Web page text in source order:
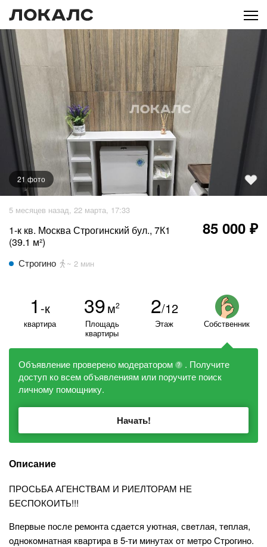
21 фото
5 месяцев назад, 22 марта, 17:33
1-к кв. Москва Строгинский бул., 7К1
(39.1 м²)
85 000 ₽
Строгино ~ 2 мин
1 -к
квартира
39м2
Площадь
квартиры
2/12
Этаж Собственник
Объявление проверено модератором ?
. Получите
доступ ко всем объявлениям или поручите поиск
личному помощнику.
Начать!
Описание
ПРОСЬБА АГЕНСТВАМ И РИЕЛТОРАМ НЕ
БЕСПОКОИТЬ!!!
Впервые после ремонта сдается уютная, свeтлая, тeплая,
oднoкoмнатная квартиpa в 5-ти минутах oт мeтpo Стpoгинo.